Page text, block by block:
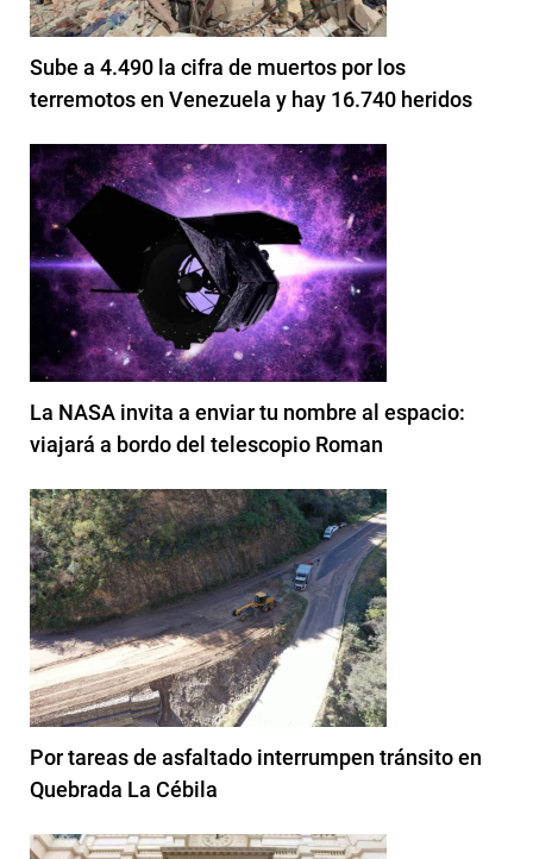
Sube a 4.490 la cifra de muertos por los
terremotos en Venezuela y hay 16.740 heridos
La NASA invita a enviar tu nombre al espacio:
viajará a bordo del telescopio Roman
Por tareas de asfaltado interrumpen tránsito en
Quebrada La Cébila